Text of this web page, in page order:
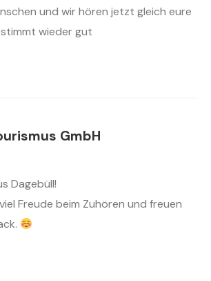
und wir hören jetzt gleich eure
wieder gut
GmbH
Dagebüll!
Freude beim Zuhören und freuen